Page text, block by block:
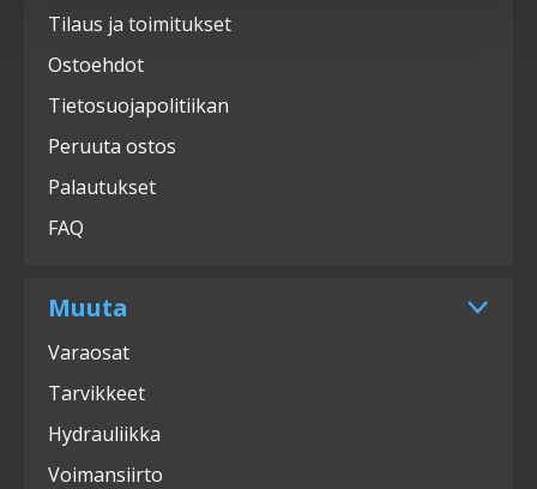
Tilaus ja toimitukset
Ostoehdot
Tietosuojapolitiikan
Peruuta ostos
Palautukset
FAQ
Muuta
Varaosat
Tarvikkeet
Hydrauliikka
Voimansiirto